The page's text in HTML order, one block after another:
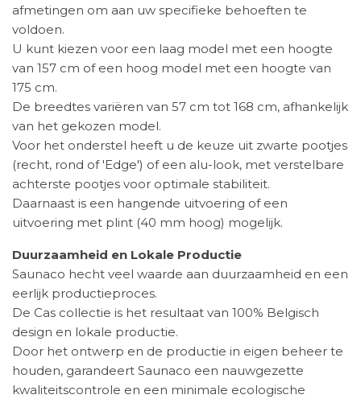
afmetingen om aan uw specifieke behoeften te
voldoen.
U kunt kiezen voor een laag model met een hoogte
van 157 cm of een hoog model met een hoogte van
175 cm.
De breedtes variëren van 57 cm tot 168 cm, afhankelijk
van het gekozen model.
Voor het onderstel heeft u de keuze uit zwarte pootjes
(recht, rond of 'Edge') of een alu-look, met verstelbare
achterste pootjes voor optimale stabiliteit.
Daarnaast is een hangende uitvoering of een
uitvoering met plint (40 mm hoog) mogelijk.
Duurzaamheid en Lokale Productie
Saunaco hecht veel waarde aan duurzaamheid en een
eerlijk productieproces.
De Cas collectie is het resultaat van 100% Belgisch
design en lokale productie.
Door het ontwerp en de productie in eigen beheer te
houden, garandeert Saunaco een nauwgezette
kwaliteitscontrole en een minimale ecologische